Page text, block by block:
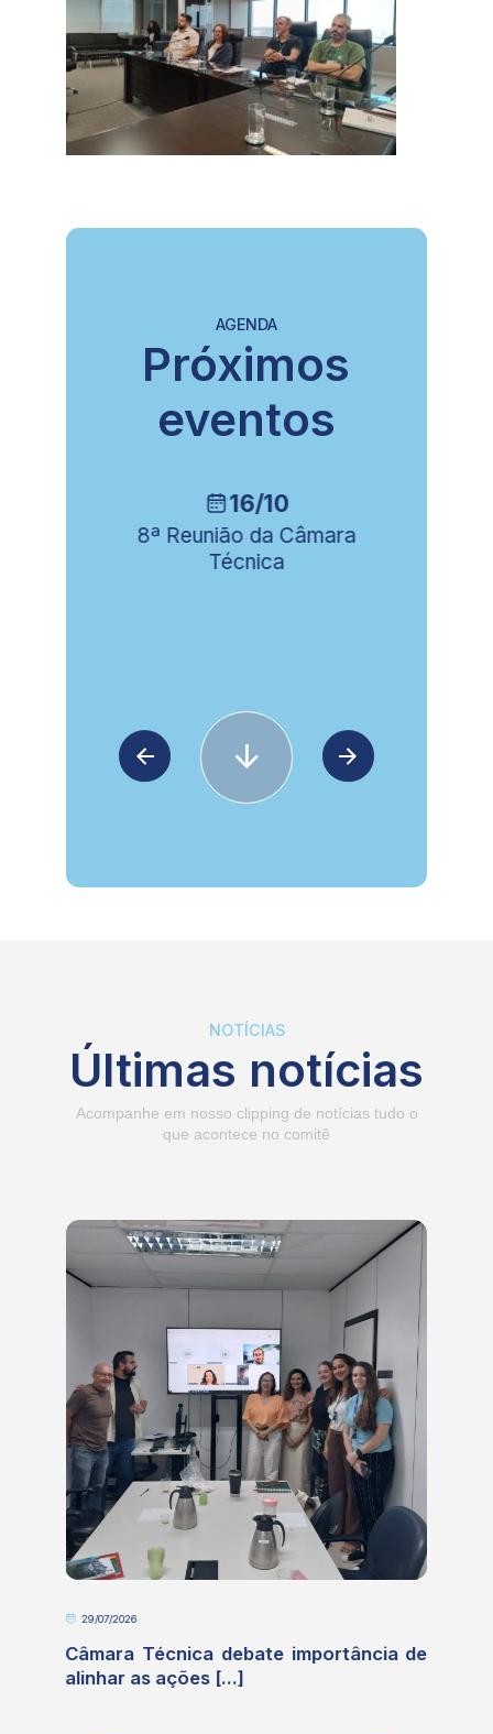
AGENDA
Próximos
eventos
16/10
8ª Reunião da Câmara
Técnica
NOTÍCIAS
Últimas notícias
Acompanhe em nosso clipping de notícias tudo o
que acontece no comitê
29/07/2026
Câmara Técnica debate importância de
alinhar as ações [...]